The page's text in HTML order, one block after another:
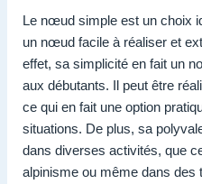
Le nœud simple est un choix
un nœud facile à réaliser et
effet, sa simplicité en fait un
aux débutants. Il peut être
ce qui en fait une option
situations. De plus, sa
dans diverses activités, que
alpinisme ou même dans des